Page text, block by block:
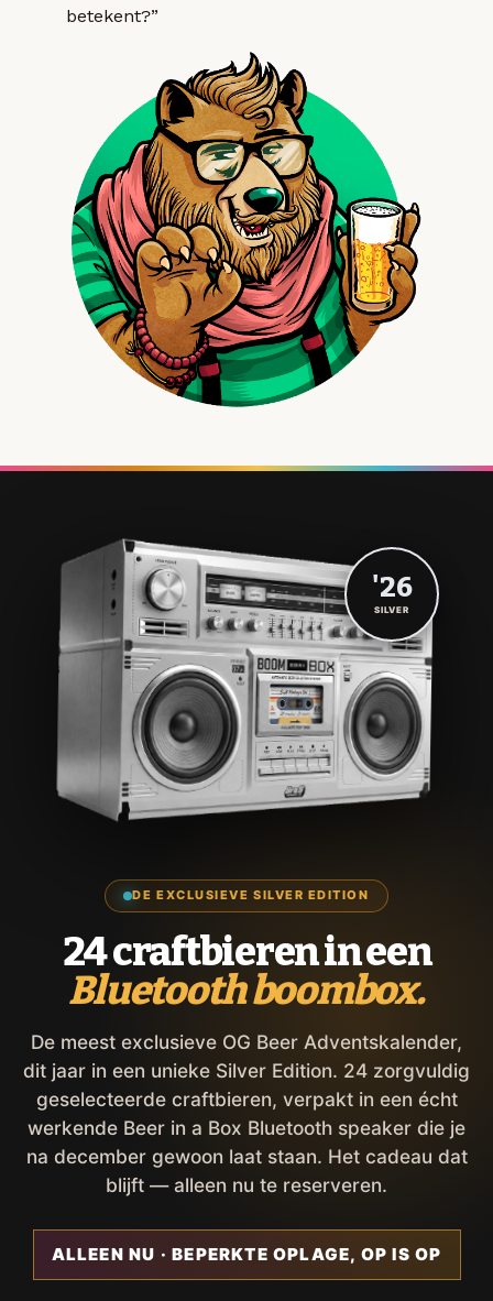
betekent?”
DE EXCLUSIEVE SILVER EDITION
24 craftbieren in een
Bluetooth boombox.
De meest exclusieve OG Beer Adventskalender,
dit jaar in een unieke Silver Edition. 24 zorgvuldig
geselecteerde craftbieren, verpakt in een écht
werkende Beer in a Box Bluetooth speaker die je
na december gewoon laat staan. Het cadeau dat
blijft — alleen nu te reserveren.
ALLEEN NU · BEPERKTE OPLAGE, OP IS OP
'26
SILVER